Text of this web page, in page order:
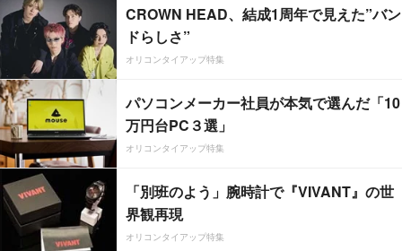
CROWN HEAD、結成1周年で見えた”バン
ドらしさ”
オリコンタイアップ特集
パソコンメーカー社員が本気で選んだ「10
万円台PC３選」
オリコンタイアップ特集
「別班のよう」腕時計で『VIVANT』の世
界観再現
オリコンタイアップ特集